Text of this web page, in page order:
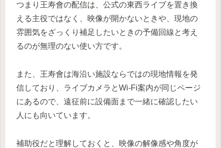
つまり王寿會の配信は、公式の東西ライブを置き換
える主役ではなく、映像が開かないときや、現地の
雰囲気をざっくり補足したいときの予備回線と考え
るのが無理のない使い方です。
また、王寿會は海沿い施設ならではの現地情報を発
信しており、ライブカメラとWi-Fi案内が同じページ
にあるので、遠征前に設備面まで一緒に確認したい
人にも向いています。
補助役だと理解しておくと、映像の解像感や角度が